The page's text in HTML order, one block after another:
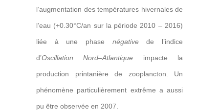
l’augmentation des températures hivernales de
l’eau (+0.30°C/an sur la période 2010 – 2016)
liée à une phase négativede l’indice
d’Oscillation Nord–Atlantique impacte la
production printanière de zooplancton. Un
phénomène particulièrement extrême a aussi
pu être observée en 2007.